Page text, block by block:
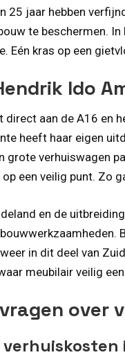
25 jaar hebben
te beschermen.
Eén kras op een
Ido
direct aan de A16 en
heeft haar eigen
grote verhuiswagen
een veilig punt. Zo
en de
in dit deel van
meubilair veilig
over